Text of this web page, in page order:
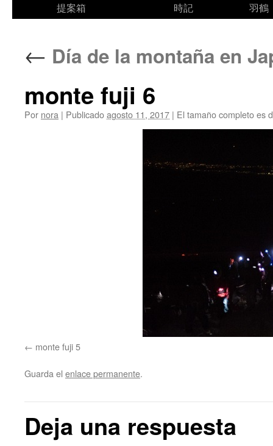
提案箱
時記
羽鶴
← Día de la montaña en
monte fuji 6
Por nora | Publicadoagosto 11, 2017 | El tamaño completo es
monte fuji 5
Guarda el enlace permanente.
Deja una respuesta